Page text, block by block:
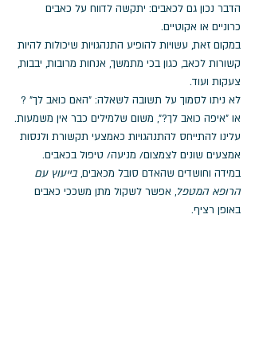
הדבר נכון גם לכאבים: יתקשה לדווח על כאבים
כרוניים או אקוטיים.
במקום זאת, עשויות להופיע התנהגויות שיכולות להיות
קשורות לכאב, כגון בכי מתמשך, אנחות מרובות, יבבות,
צעקות ועוד.
לא ניתו לסמוך על תשובה לשאלה: "האם כואב לך" ?
או "איפה כואב לך?", משום שלמילים כבר אין משמעות.
עלינו להתייחס להתנהגויות כאמצעי תקשורת ולנסות
אמצעים שונים לצמצום/ מניעה/ טיפול בכאבים.
במידה וחושדים שהאדם סובל מכאבים, בייעוץ עם
הרופא המטפל, אפשר לשקול מתן משככי כאבים
באופן רציף.